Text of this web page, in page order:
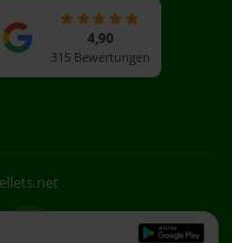
4,90
315 Bewertungen